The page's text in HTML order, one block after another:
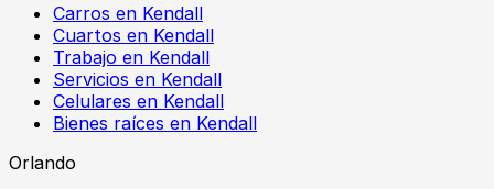
Carros en Kendall
Cuartos en Kendall
Trabajo en Kendall
Servicios en Kendall
Celulares en Kendall
Bienes raíces en Kendall
Orlando